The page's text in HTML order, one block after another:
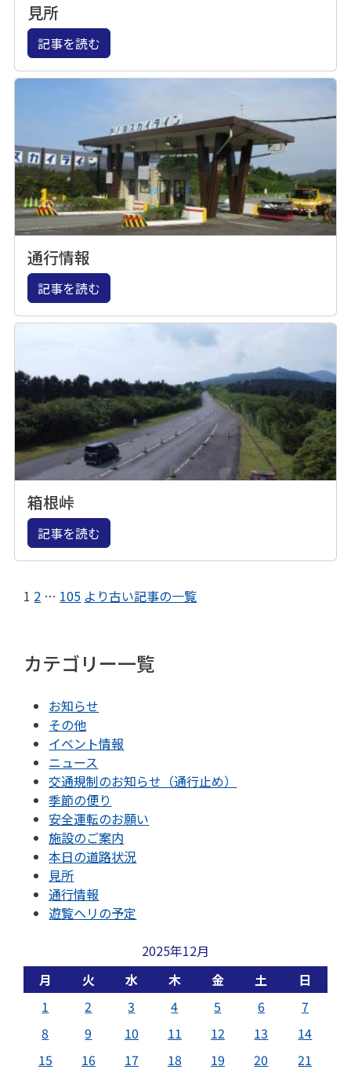
見所
記事を読む
通行情報
記事を読む
箱根峠
記事を読む
1 2 … 105 より古い記事の一覧
カテゴリー一覧
お知らせ
その他
イベント情報
ニュース
交通規制のお知らせ（通行止め）
季節の便り
安全運転のお願い
施設のご案内
本日の道路状況
見所
通行情報
遊覧ヘリの予定
2025年12月
月
火 水 木 金 土
日
1
2 3 4 5 6
7
8
9 10 11 12 13
14
15
16 17 18 19 20 21